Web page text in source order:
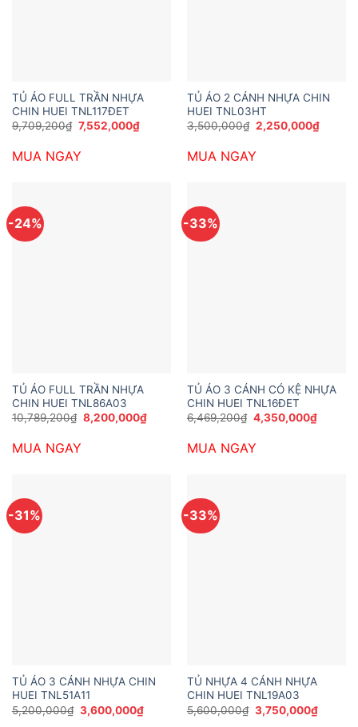
TỦ ÁO FULL TRẦN NHỰA
CHIN HUEI TNL117ĐET
9,709,200₫ Giá
gốc
9,709,200₫.
7,552,000₫Giá
hiện
MUA NGAY
TỦ ÁO 2 CÁNH NHỰA CHIN
HUEI TNL03HT
3,500,000₫ Giá
gốc
3,500,000₫.
2,250,000₫Giá
hiện
MUA NGAY
-24%
TỦ ÁO FULL TRẦN NHỰA
CHIN HUEI TNL86A03
10,789,200₫ Giá
gốc
8,200,000₫Giá
hiện
MUA NGAY
-33%
TỦ ÁO 3 CÁNH CÓ KỆ NHỰA
CHIN HUEI TNL16ĐET
6,469,200₫ Giá
gốc
6,469,200₫.
4,350,000₫Giá
hiện
MUA NGAY
-31%
TỦ ÁO 3 CÁNH NHỰA CHIN
HUEI TNL51A11
5,200,000₫ Giá
gốc
3,600,000₫Giá
hiện
-33%
TỦ NHỰA 4 CÁNH NHỰA
CHIN HUEI TNL19A03
5,600,000₫ Giá
gốc
3,750,000₫Giá
hiện